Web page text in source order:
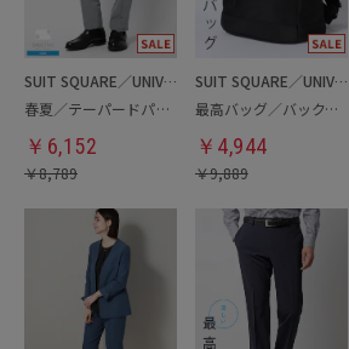
SUIT SQUARE／UNIVERSAL LANGUAGE
春夏／テーパードパンツ
￥ 6,152
￥8,789
SUIT SQUARE／UNIVERSAL LANGUAGE
最高バッグ／バックパック
￥ 4,944
￥9,889